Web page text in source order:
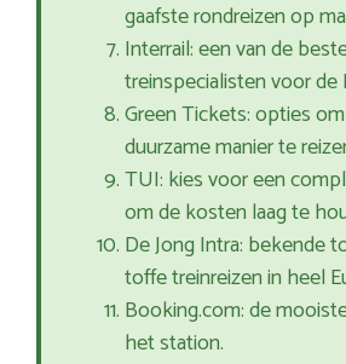
gaafste rondreizen op
Interrail: een van de
treinspecialisten voor de
Green Tickets: opties
duurzame manier te
TUI: kies voor een
om de kosten laag te
De Jong Intra: bekende
toffe treinreizen in heel
Booking.com: de
het station.